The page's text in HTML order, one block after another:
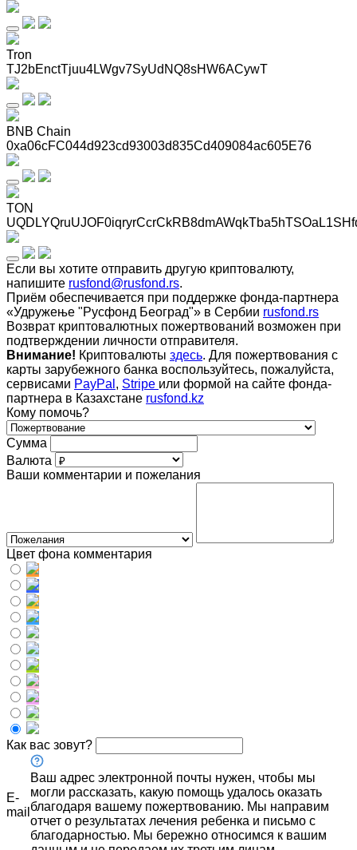
Tron
TJ2bEnctTjuu4LWgv7SyUdNQ8sHW6ACywT
BNB Chain
0xa06cFC044d923cd93003d835Cd409084ac605E76
TON
Если вы хотите отправить другую криптовалюту,
напишите rusfond@rusfond.rs.
Приём обеспечивается при поддержке фонда-партнера
«Удружење "Русфонд Београд"» в Сербии rusfond.rs
Возврат криптовалютных пожертвований возможен при
подтверждении личности отправителя.
Внимание! Криптовалюты здесь. Для пожертвования с
карты зарубежного банка воспользуйтесь, пожалуйста,
сервисами PayPal , Stripe или формой на сайте фонда-
партнера в Казахстане rusfond.kz
Кому помочь?
Сумма
Валюта
Ваши комментарии и пожелания
Цвет фона комментария
Как вас зовут?
E-
mail
Ваш адрес электронной почты нужен, чтобы мы
могли рассказать, какую помощь удалось оказать
благодаря вашему пожертвованию. Мы направим
отчет о результатах лечения ребенка и письмо с
благодарностью. Мы бережно относимся к вашим